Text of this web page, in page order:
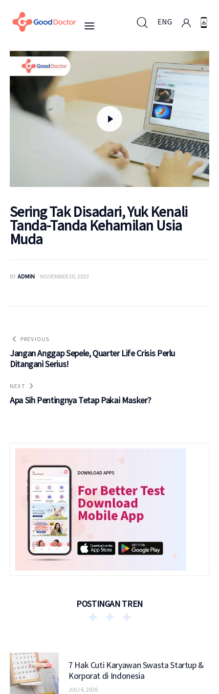
ENG
ENG
Untuk Bisnis
Mengapa Good Doctor
Berita
Layanan
Sering Tak Disadari, Yuk Kenali
Tanda-Tanda Kehamilan Usia
Muda
BY ADMIN NOVEMBER 20, 2023
PREVIOUS
Jangan Anggap Sepele, Quarter Life Crisis Perlu
Ditangani Serius!
NEXT
Apa Sih Pentingnya Tetap Pakai Masker?
POSTINGAN TREN
7 Hak Cuti Karyawan Swasta Startup &
Korporat di Indonesia
JULI 6, 2026